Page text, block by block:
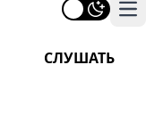
СЛУШАТЬ